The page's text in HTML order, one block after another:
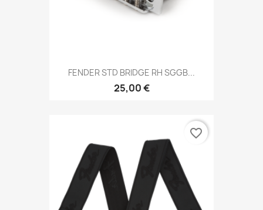
FENDER STD BRIDGE RH SGGB...
25,00 €
favorite_border